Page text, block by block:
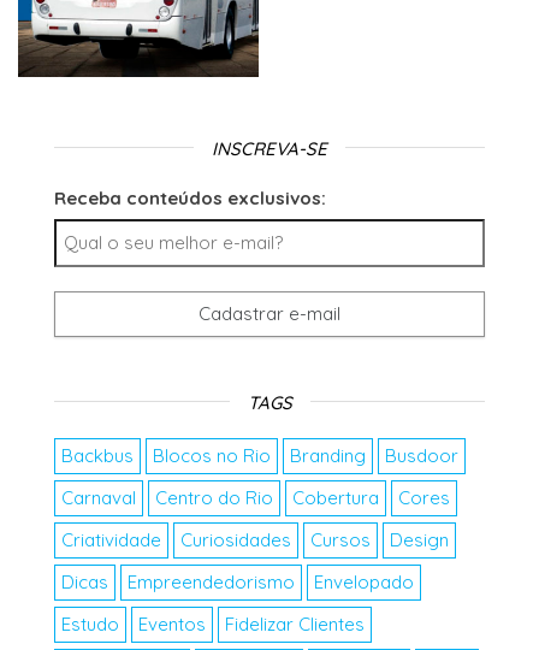
INSCREVA-SE
Receba conteúdos exclusivos:
TAGS
Backbus Blocos no Rio Branding
Busdoor
Carnaval
Centro do Rio Cobertura
Cores
Criatividade
Curiosidades Cursos
Design
Dicas
Empreendedorismo
Envelopado
Estudo
Eventos
Fidelizar Clientes